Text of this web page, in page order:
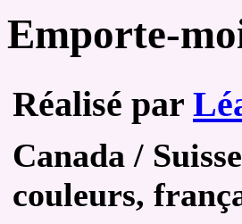
Emporte-
Réalisé par
Canada /
couleurs,